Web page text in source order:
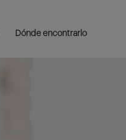
Dónde encontrarlo